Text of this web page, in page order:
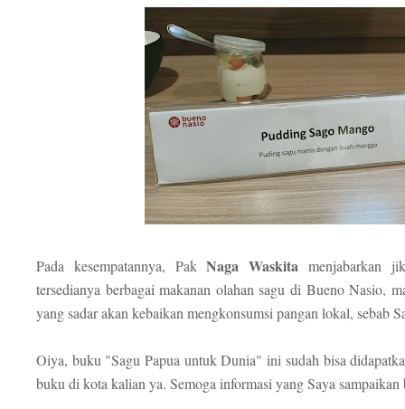
Pada kesempatannya, PakNaga Waskita menjabarkan
tersedianya berbagai makanan olahan sagu di Bueno Nasio,
yang sadar akan kebaikan mengkonsumsi pangan lokal, sebab
Oiya, buku "Sagu Papua untuk Dunia" ini sudah bisa
buku di kota kalian ya. Semoga informasi yang Saya